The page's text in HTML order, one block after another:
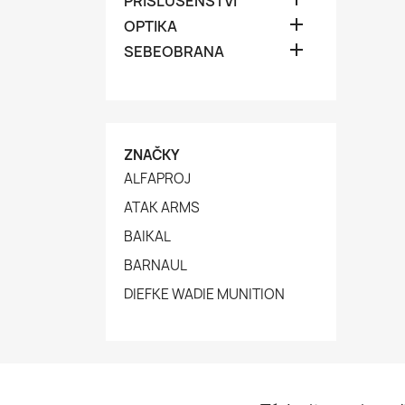
OPTIKA 
SEBEOBRANA 
ZNAČKY
ALFAPROJ
ATAK ARMS
BAIKAL
BARNAUL
DIEFKE WADIE MUNITION